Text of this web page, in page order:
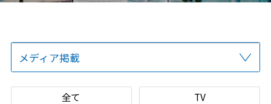
メディア掲載
全て
プレスリリース
当社からのお知らせ
サービス
全て
TV